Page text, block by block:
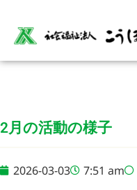
2月の活動の様子
2026-03-03 7:51 am